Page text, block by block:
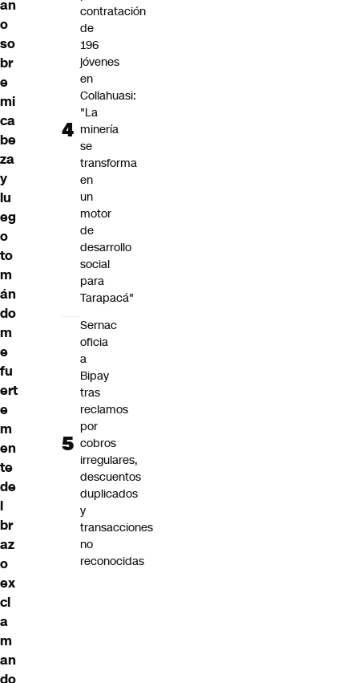
an
o
so
br
e
mi
ca
be
za
y
lu
eg
o
to
m
án
do
m
e
fu
ert
e
m
en
te
de
l
br
az
o
ex
cl
a
m
an
do
contratación
de
196
jóvenes
en
Collahuasi:
"La
minería
se
transforma
en
un
motor
de
desarrollo
social
para
Tarapacá"
Sernac
oficia
a
Bipay
tras
reclamos
por
cobros
irregulares,
descuentos
duplicados
y
transacciones
no
reconocidas